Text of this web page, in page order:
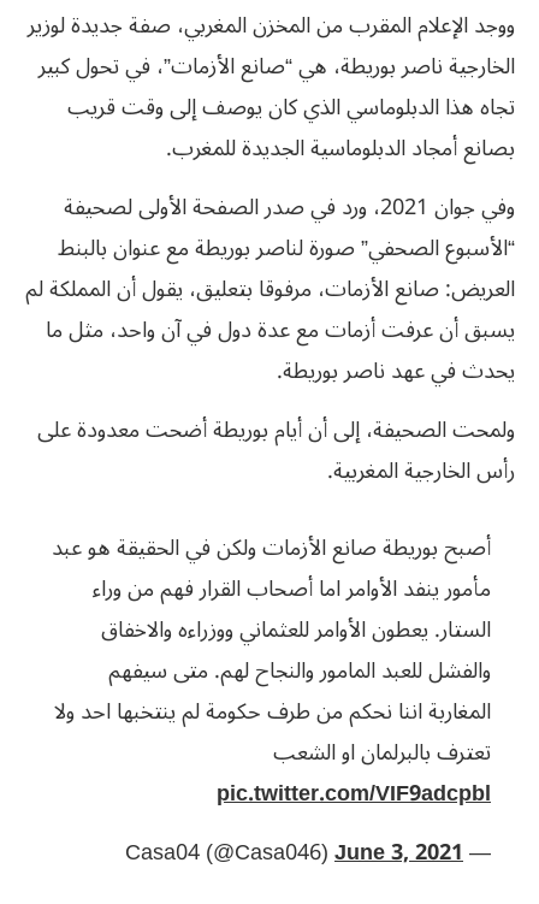
ووجد الإعلام المقرب من المخزن المغربي، صفة جديدة لوزير
الخارجية ناصر بوريطة، هي “صانع الأزمات”، في تحول كبير
تجاه هذا الدبلوماسي الذي كان يوصف إلى وقت قريب
بصانع أمجاد الدبلوماسية الجديدة للمغرب.
وفي جوان 2021، ورد في صدر الصفحة الأولى لصحيفة
“الأسبوع الصحفي” صورة لناصر بوريطة مع عنوان بالبنط
العريض: صانع الأزمات، مرفوقا بتعليق، يقول أن المملكة لم
يسبق أن عرفت أزمات مع عدة دول في آن واحد، مثل ما
يحدث في عهد ناصر بوريطة.
ولمحت الصحيفة، إلى أن أيام بوريطة أضحت معدودة على
رأس الخارجية المغربية.
أصبح بوريطة صانع الأزمات ولكن في الحقيقة هو عبد
مأمور ينفد الأوامر اما أصحاب القرار فهم من وراء
الستار. يعطون الأوامر للعثماني ووزراءه والاخفاق
والفشل للعبد المامور والنجاح لهم. متى سيفهم
المغاربة اننا نحكم من طرف حكومة لم ينتخبها احد ولا
تعترف بالبرلمان او الشعب
pic.twitter.com/VIF9adcpbl
— Casa04 (@Casa046)
June 3, 2021